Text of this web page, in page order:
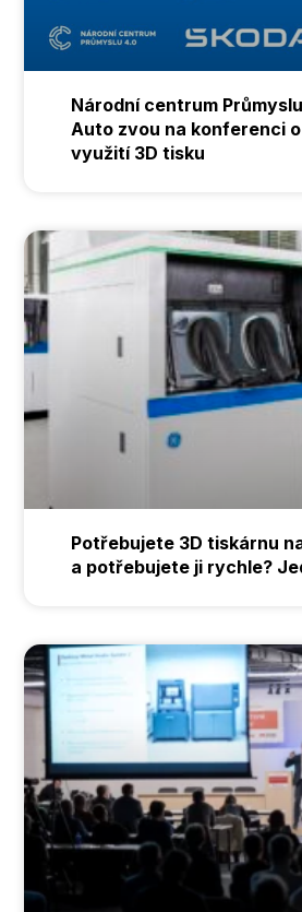
Národní centrum
Auto zvou na konferenci
využití 3D tisku
Potřebujete 3D tiskárnu
a potřebujete ji rychle?